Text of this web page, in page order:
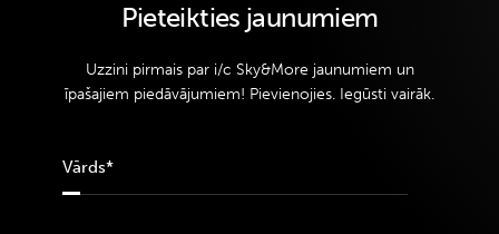
Pieteikties jaunumiem
Uzzini pirmais par i/c Sky&More jaunumiem un
īpašajiem piedāvājumiem! Pievienojies. Iegūsti vairāk.